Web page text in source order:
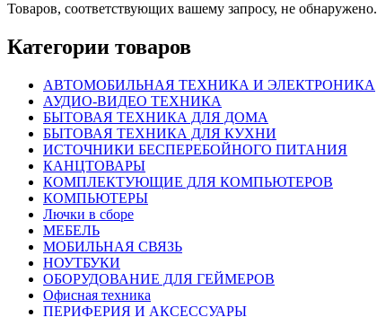
Товаров, соответствующих вашему запросу, не обнаружено.
Категории товаров
АВТОМОБИЛЬНАЯ ТЕХНИКА И ЭЛЕКТРОНИКА
АУДИО-ВИДЕО ТЕХНИКА
БЫТОВАЯ ТЕХНИКА ДЛЯ ДОМА
БЫТОВАЯ ТЕХНИКА ДЛЯ КУХНИ
ИСТОЧНИКИ БЕСПЕРЕБОЙНОГО ПИТАНИЯ
КАНЦТОВАРЫ
КОМПЛЕКТУЮЩИЕ ДЛЯ КОМПЬЮТЕРОВ
КОМПЬЮТЕРЫ
Лючки в сборе
МЕБЕЛЬ
МОБИЛЬНАЯ СВЯЗЬ
НОУТБУКИ
ОБОРУДОВАНИЕ ДЛЯ ГЕЙМЕРОВ
Офисная техника
ПЕРИФЕРИЯ И АКСЕССУАРЫ